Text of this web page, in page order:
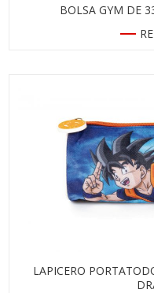
BOLSA GYM DE
LAPICERO